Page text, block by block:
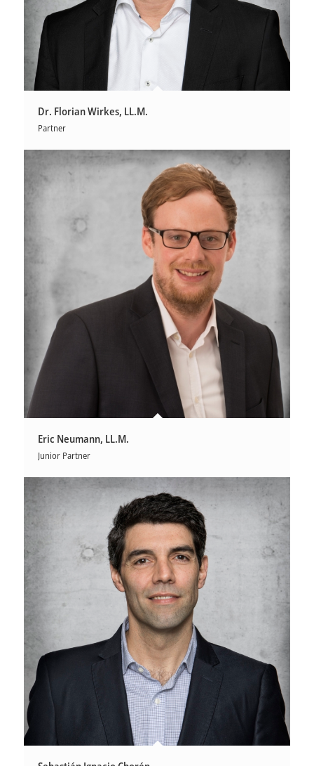
Dr. Florian Wirkes, LL.M.
Partner
Eric Neumann, LL.M.
Junior Partner